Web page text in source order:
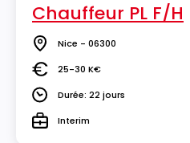
Chauffeur PL F/H
Lieu Nice - 06300
Salaire25-30 K€
DuréeDurée: 22 jours
TypeInterim